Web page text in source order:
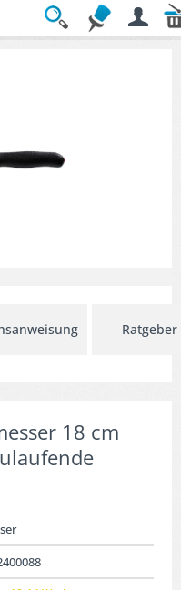
Ratgeber
18 cm